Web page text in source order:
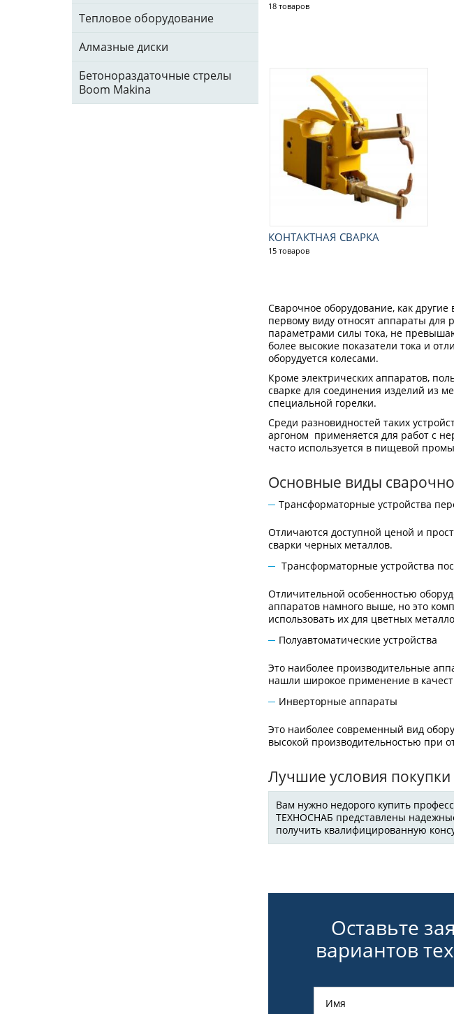
Тепловое оборудование
Алмазные диски
Бетонораздаточные стрелы
Boom Makina
18 товаров
КОНТАКТНАЯ СВАРКА
15 товаров
Сварочное оборудование, как
первому виду относят аппараты для
параметрами силы тока, не
более высокие показатели тока и
оборудуется колесами.
Кроме электрических аппаратов,
сварке для соединения изделий из
специальной горелки.
Среди разновидностей таких
аргоном применяется для работ с
часто используется в пищевой
Основные виды
Трансформаторные устройства
Отличаются доступной ценой и
сварки черных металлов.
Трансформаторные устройства
Отличительной особенностью
аппаратов намного выше, но это
использовать их для цветных
Полуавтоматические устройства
Это наиболее производительные
нашли широкое применение в
Инверторные аппараты
Это наиболее современный вид
высокой производительностью при
Лучшие условия покупки
Вам нужно недорого купить
ТЕХНОСНАБ представлены
получить квалифицированную
Оставьте
вариантов